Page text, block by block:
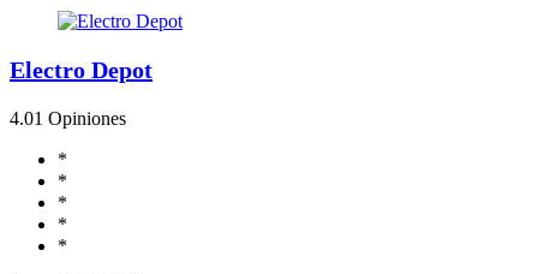
Electro Depot
4.01 Opiniones
*
*
*
*
*